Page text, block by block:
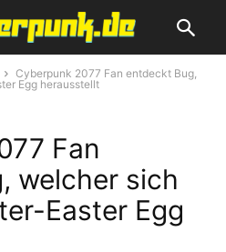
Cyberpunk 2077 Fan entdeckt Bug,
Egg herausstellt
Fan
welcher sich
Easter Egg